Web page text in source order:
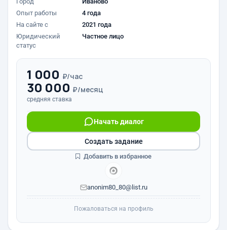
Опыт работы
4 года
На сайте с
2021 года
Юридический
статус
Частное лицо
1 000 ₽/час
30 000 ₽/месяц
средняя ставка
Начать диалог
anonim80_80@list.ru
Создать задание
Добавить в избранное
Пожаловаться на профиль